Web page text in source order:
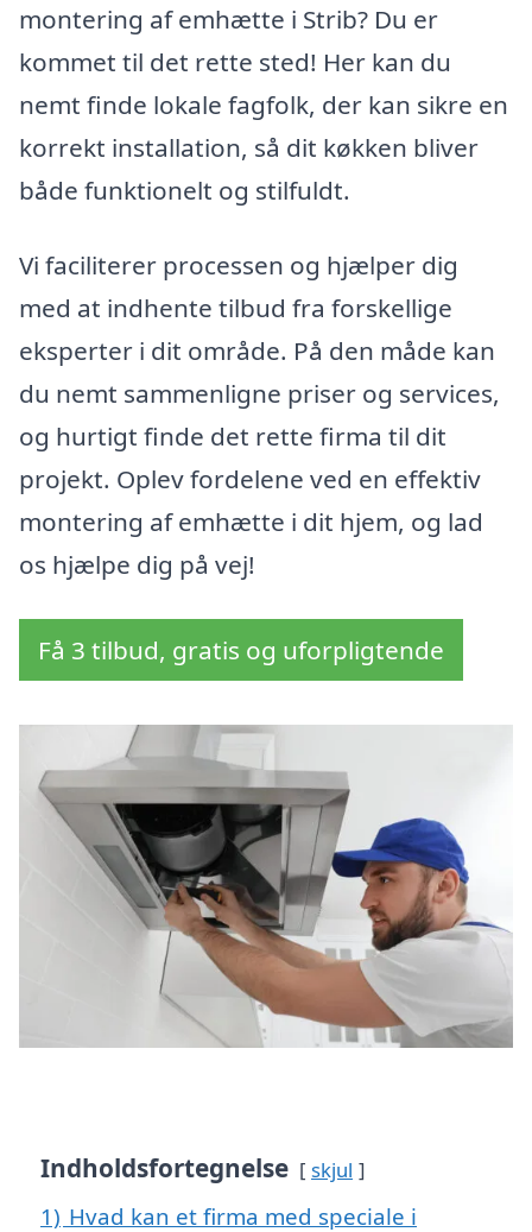
montering af emhætte i Strib? Du er
kommet til det rette sted! Her kan du
nemt finde lokale fagfolk, der kan sikre en
korrekt installation, så dit køkken bliver
både funktionelt og stilfuldt.
Vi faciliterer processen og hjælper dig
med at indhente tilbud fra forskellige
eksperter i dit område. På den måde kan
du nemt sammenligne priser og services,
og hurtigt finde det rette firma til dit
projekt. Oplev fordelene ved en effektiv
montering af emhætte i dit hjem, og lad
os hjælpe dig på vej!
Få 3 tilbud, gratis og uforpligtende
Indholdsfortegnelse skjul
1) Hvad kan et firma med speciale i